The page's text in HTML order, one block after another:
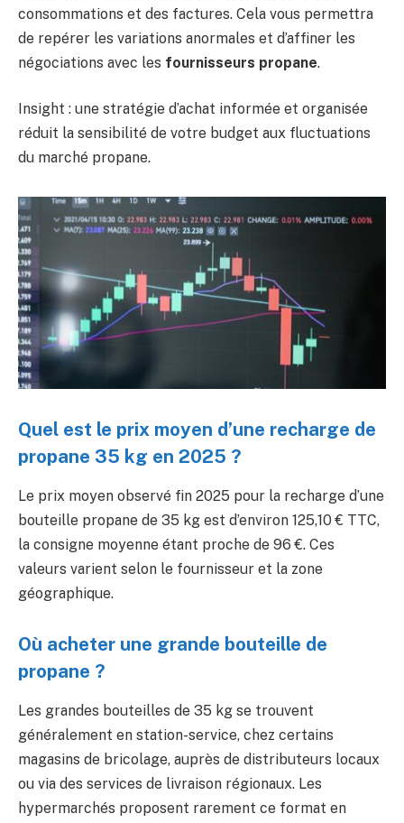
consommations et des factures. Cela vous permettra
de repérer les variations anormales et d’affiner les
négociations avec les fournisseurs propane.
Insight : une stratégie d’achat informée et organisée
réduit la sensibilité de votre budget aux fluctuations
du marché propane.
Quel est le prix moyen d’une recharge de
propane 35 kg en 2025 ?
Le prix moyen observé fin 2025 pour la recharge d’une
bouteille propane de 35 kg est d’environ 125,10 € TTC,
la consigne moyenne étant proche de 96 €. Ces
valeurs varient selon le fournisseur et la zone
géographique.
Où acheter une grande bouteille de
propane ?
Les grandes bouteilles de 35 kg se trouvent
généralement en station-service, chez certains
magasins de bricolage, auprès de distributeurs locaux
ou via des services de livraison régionaux. Les
hypermarchés proposent rarement ce format en